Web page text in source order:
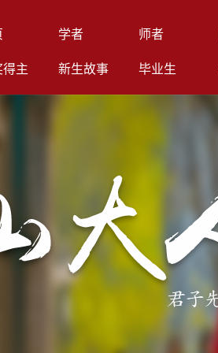
学者 师者
得主 新生故事 毕业生